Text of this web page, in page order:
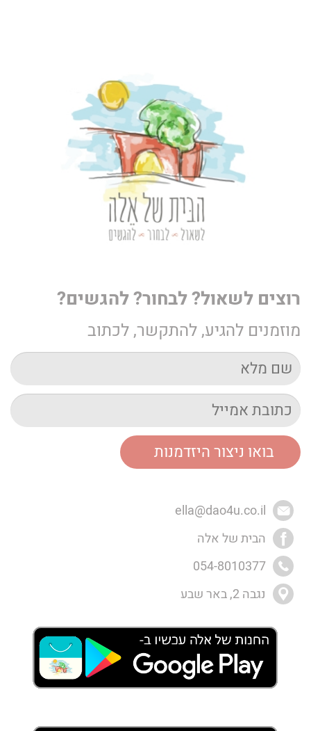
רוצים לשאול? לבחור? להגשים?
מוזמנים להגיע, להתקשר, לכתוב
ella@dao4u.co.il
הבית של אלה
054-8010377
נגבה 2, באר שבע